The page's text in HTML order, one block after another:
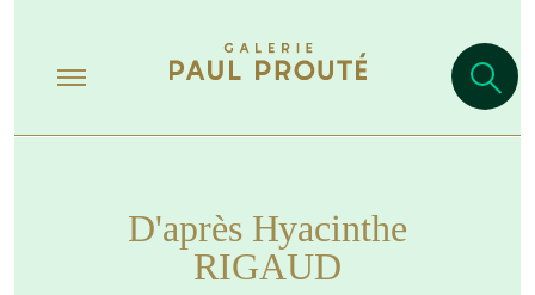
D'après Hyacinthe
RIGAUD